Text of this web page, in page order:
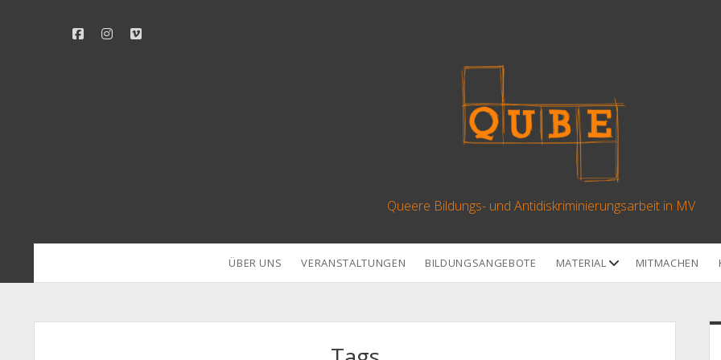
facebookinstagram
vimeo
Qube
Queere Bildungs- und Antidiskriminierungsarbeit in MV
ÜBER UNS VERANSTALTUNGEN BILDUNGSANGEBOTE MATERIAL OffeneMITMACHEN